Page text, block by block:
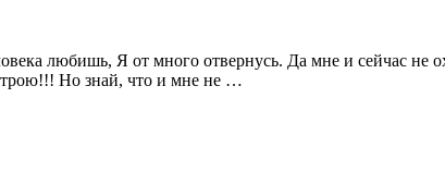
любишь, Я от много отвернусь. Да мне и сейчас не
Но знай, что и мне не …